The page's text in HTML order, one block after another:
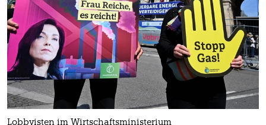
Lobbyisten im Wirtschaftsministerium